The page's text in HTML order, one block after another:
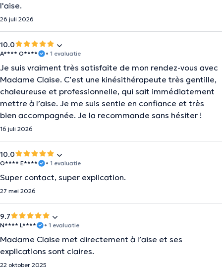
l'aise.
26 juli 2026
10.0
A**** O**** • 1 evaluatie
Je suis vraiment très satisfaite de mon rendez-vous avec
Madame Claise. C’est une kinésithérapeute très gentille,
chaleureuse et professionnelle, qui sait immédiatement
mettre à l’aise. Je me suis sentie en confiance et très
bien accompagnée. Je la recommande sans hésiter !
16 juli 2026
10.0
O**** E**** • 1 evaluatie
Super contact, super explication.
27 mei 2026
9.7
N**** L**** • 1 evaluatie
Madame Claise met directement à l’aise et ses
explications sont claires.
22 oktober 2025